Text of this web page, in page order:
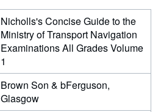
Nicholls's Concise Guide to the
Ministry of Transport Navigation
Examinations All Grades Volume
1
Brown Son & bFerguson,
Glasgow